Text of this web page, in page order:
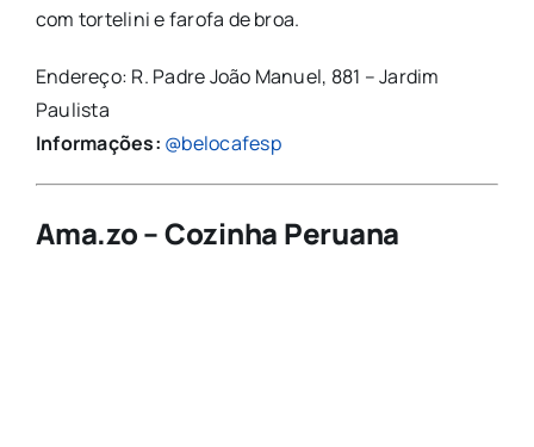
com tortelini e farofa de broa.
Endereço: R. Padre João Manuel, 881 – Jardim
Paulista
Informações: @belocafesp
Ama.zo – Cozinha Peruana